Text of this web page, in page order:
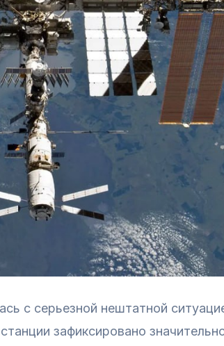
с серьезной нештатной
зафиксировано